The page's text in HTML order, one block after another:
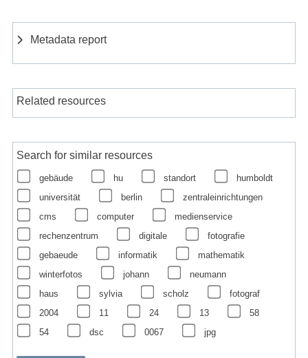
Metadata report
Related resources
Search for similar resources
gebäude hu standort
humboldt
universität
berlin
zentraleinrichtungen
cms
computer
medienservice
rechenzentrum
digitale
fotografie
gebaeude
informatik
mathematik
winterfotos
johann
neumann
haus
sylvia scholz
fotograf
2004
11 24 13
58
54
dsc 0067 jpg